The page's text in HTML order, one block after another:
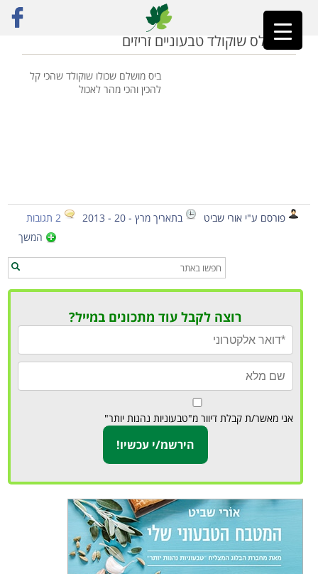
ראשי»מתכון טראפלס
טראפלס שוקולד טבעוניים זריזים
ביס מושלם שכולו שוקולד שהכי קל
להכין והכי מהר לאכול
פורסם ע"י אורי שביט בתאריך מרץ - 20 - 2013
2 תגובות
המשך
רוצה לקבל עוד מתכונים במייל?
אני מאשר/ת קבלת דיוור מ"טבעוניות נהנות יותר"